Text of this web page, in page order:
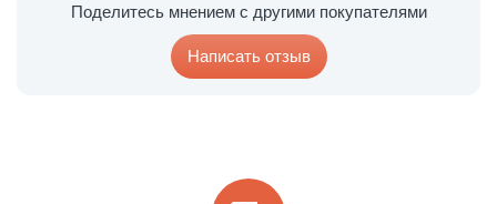
Поделитесь мнением с другими покупателями
Написать отзыв